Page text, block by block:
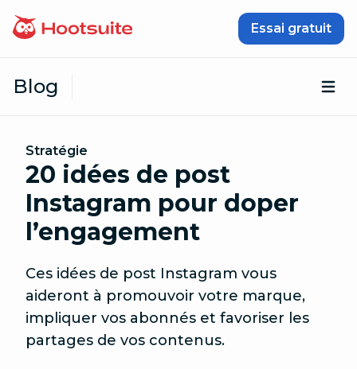
Essai gratuit
Blog
Stratégie
20 idées de post
Instagram pour doper
l’engagement
Ces idées de post Instagram vous
aideront à promouvoir votre marque,
impliquer vos abonnés et favoriser les
partages de vos contenus.